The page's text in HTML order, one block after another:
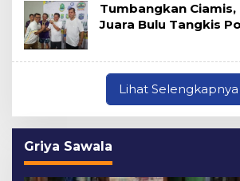
Tumbangkan Ciamis,
Juara Bulu Tangkis
Lihat Selengkapnya
Griya Sawala